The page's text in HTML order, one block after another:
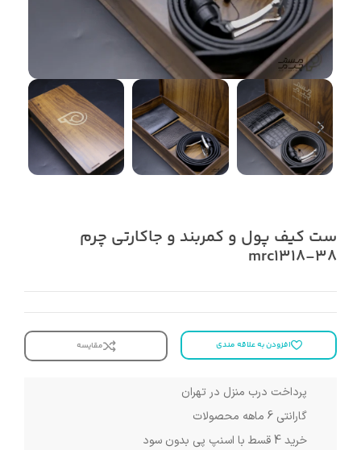
ست کیف پول و کمربند و جاکارتی چرم
mrc1318-38
افزودن به علاقه مندی مقایسه
پرداخت درب منزل در تهران
گارانتی 6 ماهه محصولات
خرید 4 قسط با اسنپ پی بدون سود